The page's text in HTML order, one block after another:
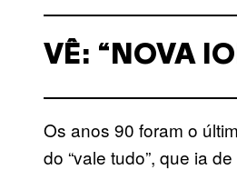
VÊ: “NOVA
Os anos 90 foram o
do “vale tudo”, que ia